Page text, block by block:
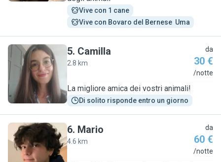
Vive con 1 cane
Vive con Bovaro del Bernese  Uma
C
5. Camilla
2.8 km
da
30 €
/notte
La migliore amica dei vostri animali!
Di solito risponde entro un giorno
M
6. Mario
4.6 km
da
60 €
/notte